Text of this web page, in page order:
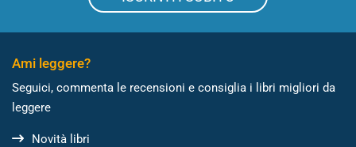
Ami leggere?
Seguici, commenta le recensioni e consiglia i libri migliori da
leggere
Novità libri